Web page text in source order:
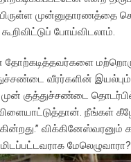
முன்னுதாரணத்தை
போய்விடலாம்.
மற்றொரு
வீரர்களின்
குத்துச்சண்டை
நீங்கள் கீழே
மேலெழுவாரா?